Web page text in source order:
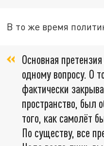
В то же время
Основная
одному вопросу. О
фактически
пространство, был
того, как самолёт
По существу, все